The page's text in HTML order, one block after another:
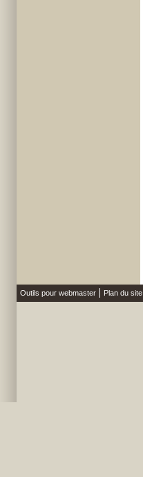
Outils pour webmaster Plan du site